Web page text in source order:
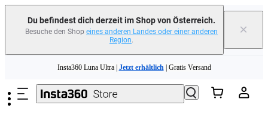
Du befindest dich derzeit im Shop von Österreich.
Besuche den Shop eines anderen Landes oder einer anderen
Region.
×
Need shopping help? |
Insta360 Luna Ultra | Jetzt erhältlich| Gratis Versand